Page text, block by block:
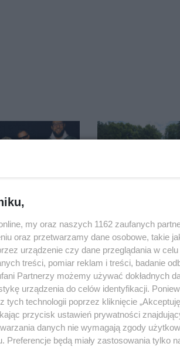
wśród
W sobotę
Festiwal Pieśni
damski
Wyprzedził
my oraz naszych 1162 zaufanych
oraz przetwarzamy dane osobowe, takie
urządzenie czy dane przeglądania w
treści, pomiar reklam i treści, badanie
Partnerzy możemy używać dokładnych
urządzenia do celów identyfikacji.
tych technologii poprzez kliknięcie
przycisk ustawień prywatności
danych nie wymagają zgody
Preferencje będą miały zastosowania tylko